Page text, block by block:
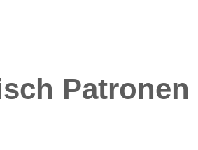
Patronen